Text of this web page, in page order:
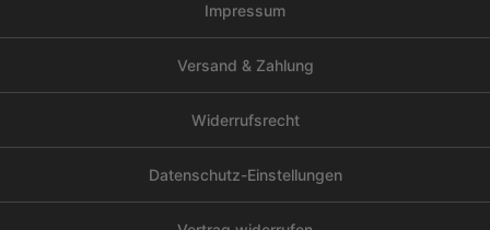
Impressum
Versand & Zahlung
Widerrufsrecht
Datenschutz-Einstellungen